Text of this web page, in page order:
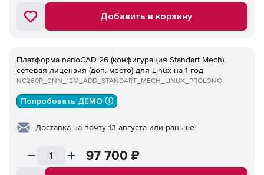
Добавить в корзину
Платформа nanoCAD 26 (конфигурация Standart Mech),
сетевая лицензия (доп. место) для Linux на 1 год
NC260P_CNN_12M_ADD_STANDART_MECH_LINUX_PROLONG
Попробовать ДЕМО ⓘ
Доставка на почту 13 августа или раньше
97 700 ₽